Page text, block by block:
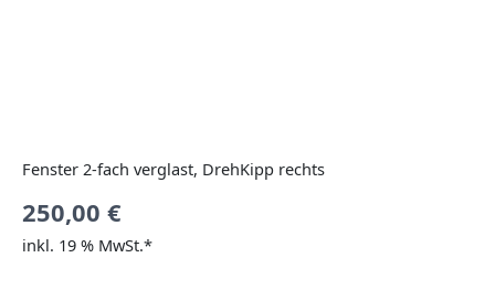
Fenster 2-fach verglast, DrehKipp rechts
250,00 €
inkl. 19 % MwSt.*